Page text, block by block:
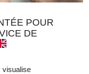
POUR
DE
visualise